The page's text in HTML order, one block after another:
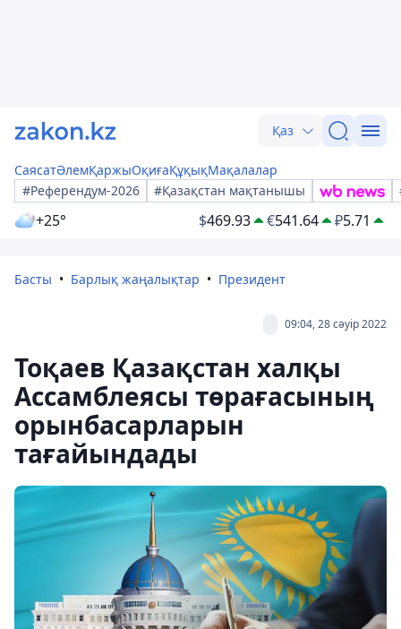
Қаз
СаясатӘлемҚаржыОқиғаҚұқықМақалалар
#Референдум-2026
#Қазақстан мақтанышы
+25° $469.93 €541.64 ₽5.71
Басты Барлық жаңалықтар Президент
09:04, 28 сәуір 2022
Тоқаев Қазақстан халқы
Ассамблеясы төрағасының
орынбасарларын
тағайындады